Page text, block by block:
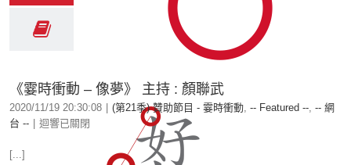
《霎時衝動 – 像夢》 主持 : 顏聯武
2020/11/19 20:30:08 (第21季) 贊助節目 - 霎時衝動, -- Featured --, -- 網
台 --
迴響已關閉
[...]